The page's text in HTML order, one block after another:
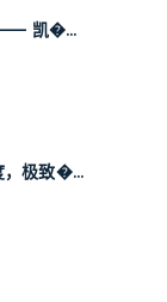
—— 凯�...
，极致�...